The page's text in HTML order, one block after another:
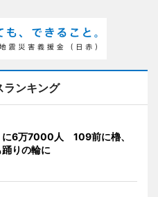
ランキング
に6万7000人 109前に櫓、
りの輪に